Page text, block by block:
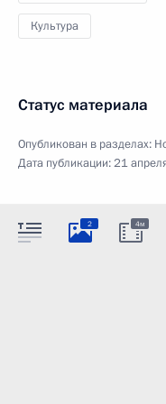
Культура
Статус материала
Опубликован в разделах:
Дата публикации:21
2 4м